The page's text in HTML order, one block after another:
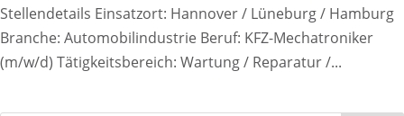
Stellendetails Einsatzort: Hannover / Lüneburg / Hamburg
Branche: Automobilindustrie Beruf: KFZ-Mechatroniker
(m/w/d) Tätigkeitsbereich: Wartung / Reparatur /...